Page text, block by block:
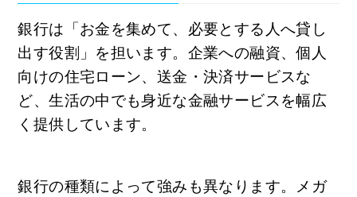
銀行は「お金を集めて、必要とする人へ貸し
出す役割」を担います。企業への融資、個人
向けの住宅ローン、送金・決済サービスな
ど、生活の中でも身近な金融サービスを幅広
く提供しています。
銀行の種類によって強みも異なります。メガ